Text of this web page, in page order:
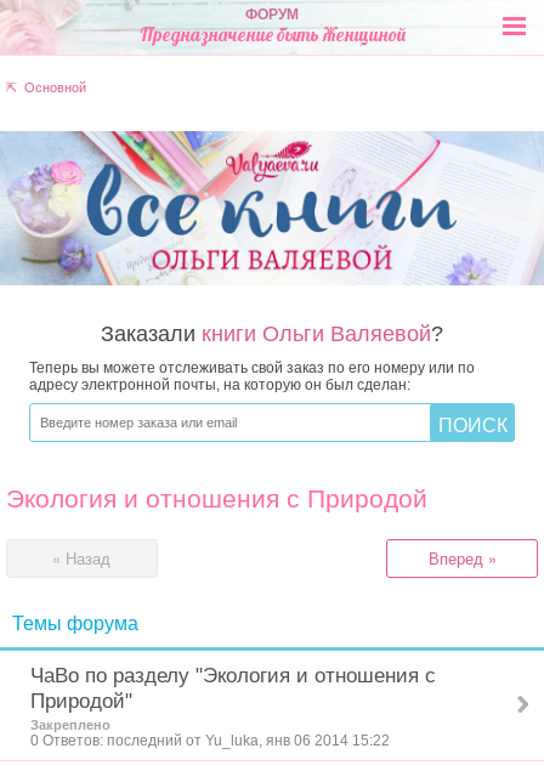
ФОРУМ
Предназначение быть Женщиной
⇱ Основной
Заказали книги Ольги Валяевой?
Теперь вы можете отслеживать свой заказ по его номеру или по
адресу электронной почты, на которую он был сделан:
Экология и отношения с Природой
« Назад Вперед »
Темы форума
ЧаВо по разделу "Экология и отношения с
Природой"
Закреплено
0 Ответов: последний от Yu_luka, янв 06 2014 15:22